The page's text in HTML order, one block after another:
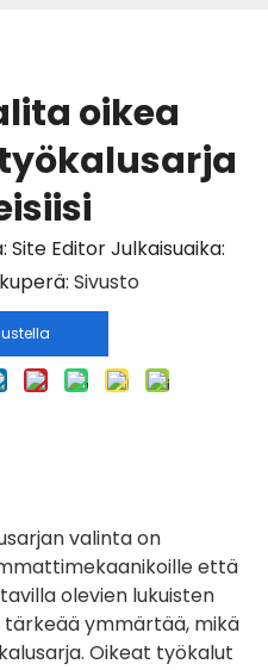
oikea
Site Editor Julkaisuaika:
Sivusto
valinta on
että
olevien lukuisten
ymmärtää, mikä
Oikeat työkalut